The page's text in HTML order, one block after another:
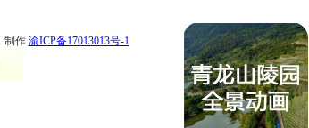
制作 渝ICP备17013013号-1